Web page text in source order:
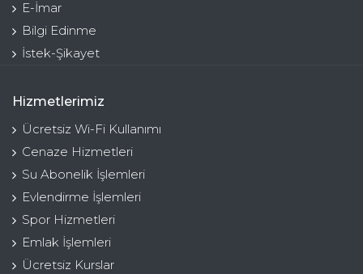
E-İmar
Bilgi Edinme
İstek-Şikayet
Hizmetlerimiz
Ücretsiz Wi-Fi Kullanımı
Cenaze Hizmetleri
Su Abonelik İşlemleri
Evlendirme İşlemleri
Spor Hizmetleri
Emlak İşlemleri
Ücretsiz Kurslar